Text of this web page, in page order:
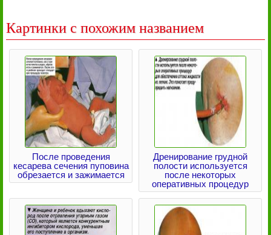
Картинки с похожим названием
После проведения
кесарева сечения пуповина
обрезается и зажимается
Дренирование грудной
полости используется
после некоторых
оперативных процедур